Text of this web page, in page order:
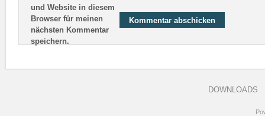
und Website in diesem
Browser für meinen
nächsten Kommentar
speichern.
DOWNLOADS